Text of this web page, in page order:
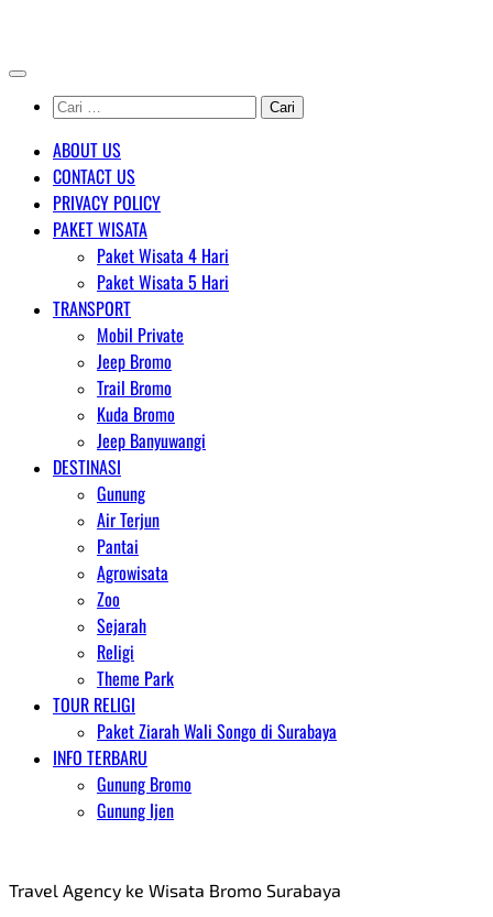
content
Cari
untuk:
ABOUT US
CONTACT US
PRIVACY POLICY
PAKET WISATA
Paket Wisata 4 Hari
Paket Wisata 5 Hari
TRANSPORT
Mobil Private
Jeep Bromo
Trail Bromo
Kuda Bromo
Jeep Banyuwangi
DESTINASI
Gunung
Air Terjun
Pantai
Agrowisata
Zoo
Sejarah
Religi
Theme Park
TOUR RELIGI
Paket Ziarah Wali Songo di Surabaya
INFO TERBARU
Gunung Bromo
Gunung Ijen
Travel Agency ke Wisata Bromo Surabaya